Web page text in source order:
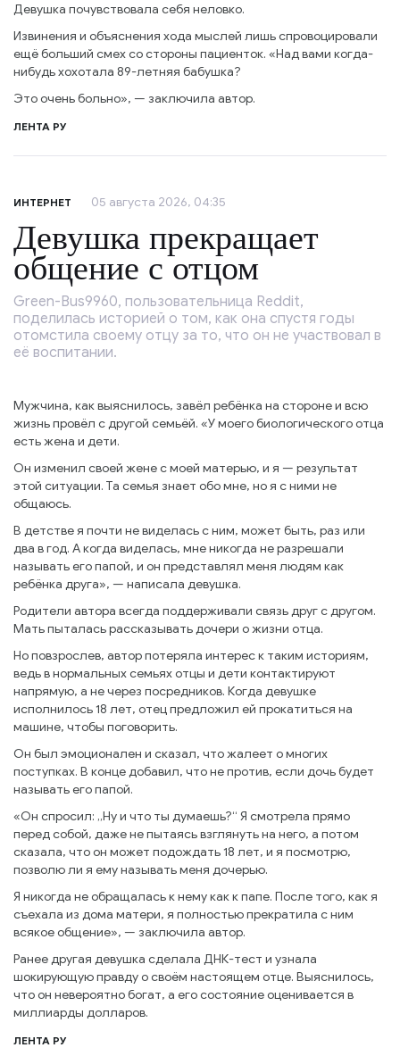
Девушка почувствовала себя неловко.
Извинения и объяснения хода мыслей лишь спровоцировали
ещё больший смех со стороны пациенток. «Над вами когда-
нибудь хохотала 89-летняя бабушка?
Это очень больно», — заключила автор.
ЛЕНТА РУ
ИНТЕРНЕТ 05 августа 2026, 04:35
Девушка прекращает
общение с отцом
Green-Bus9960, пользовательница Reddit,
поделилась историей о том, как она спустя годы
отомстила своему отцу за то, что он не участвовал в
её воспитании.
Мужчина, как выяснилось, завёл ребёнка на стороне и всю
жизнь провёл с другой семьёй. «У моего биологического отца
есть жена и дети.
Он изменил своей жене с моей матерью, и я — результат
этой ситуации. Та семья знает обо мне, но я с ними не
общаюсь.
В детстве я почти не виделась с ним, может быть, раз или
два в год. А когда виделась, мне никогда не разрешали
называть его папой, и он представлял меня людям как
ребёнка друга», — написала девушка.
Родители автора всегда поддерживали связь друг с другом.
Мать пыталась рассказывать дочери о жизни отца.
Но повзрослев, автор потеряла интерес к таким историям,
ведь в нормальных семьях отцы и дети контактируют
напрямую, а не через посредников. Когда девушке
исполнилось 18 лет, отец предложил ей прокатиться на
машине, чтобы поговорить.
Он был эмоционален и сказал, что жалеет о многих
поступках. В конце добавил, что не против, если дочь будет
называть его папой.
«Он спросил: „Ну и что ты думаешь?“ Я смотрела прямо
перед собой, даже не пытаясь взглянуть на него, а потом
сказала, что он может подождать 18 лет, и я посмотрю,
позволю ли я ему называть меня дочерью.
Я никогда не обращалась к нему как к папе. После того, как я
съехала из дома матери, я полностью прекратила с ним
всякое общение», — заключила автор.
Ранее другая девушка сделала ДНК-тест и узнала
шокирующую правду о своём настоящем отце. Выяснилось,
что он невероятно богат, а его состояние оценивается в
миллиарды долларов.
ЛЕНТА РУ